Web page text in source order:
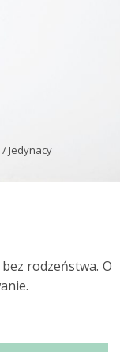
/Jedynacy
rodzeństwa. O